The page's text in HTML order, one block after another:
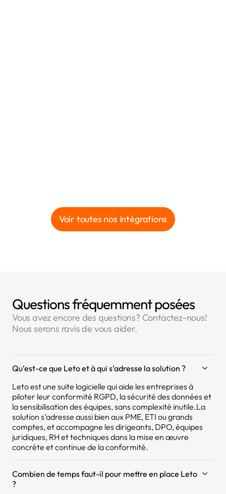
Voir toutes nos intégrations
Questions fréquemment posées
Vous avez encore des questions? Contactez-nous!
Nous serons ravis de vous aider.
Qu’est-ce que Leto et à qui s’adresse la solution ?
Leto est une suite logicielle qui aide les entreprises à
piloter leur conformité RGPD, la sécurité des données et
la sensibilisation des équipes, sans complexité inutile.La
solution s’adresse aussi bien aux PME, ETI ou grands
comptes, et accompagne les dirigeants, DPO, équipes
juridiques, RH et techniques dans la mise en œuvre
concrète et continue de la conformité.
Combien de temps faut-il pour mettre en place Leto
?